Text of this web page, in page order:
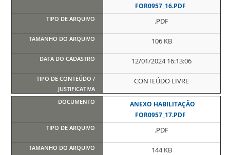
FOR0957_16.PDF
.PDF
106 KB
12/01/2024 16:13:06
CONTEÚDO LIVRE
ANEXO HABILITAÇÃO
FOR0957_17.PDF
.PDF
144 KB